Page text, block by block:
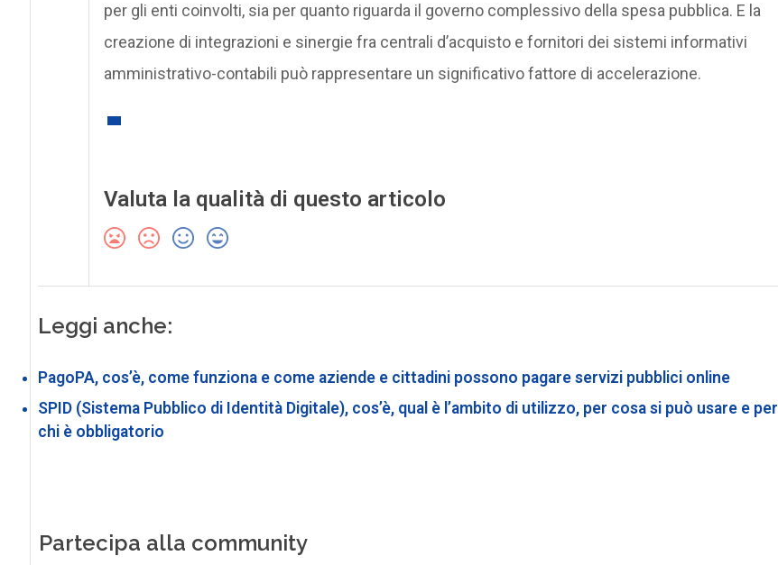
per gli enti coinvolti, sia per quanto riguarda il governo complessivo della spesa pubblica. E la
creazione di integrazioni e sinergie fra centrali d’acquisto e fornitori dei sistemi informativi
amministrativo-contabili può rappresentare un significativo fattore di accelerazione.
Valuta la qualità di questo articolo
Leggi anche:
PagoPA, cos’è, come funziona e come aziende e cittadini possono pagare servizi pubblici online
SPID (Sistema Pubblico di Identità Digitale), cos’è, qual è l’ambito di utilizzo, per cosa si può usare e per
chi è obbligatorio
Partecipa alla community